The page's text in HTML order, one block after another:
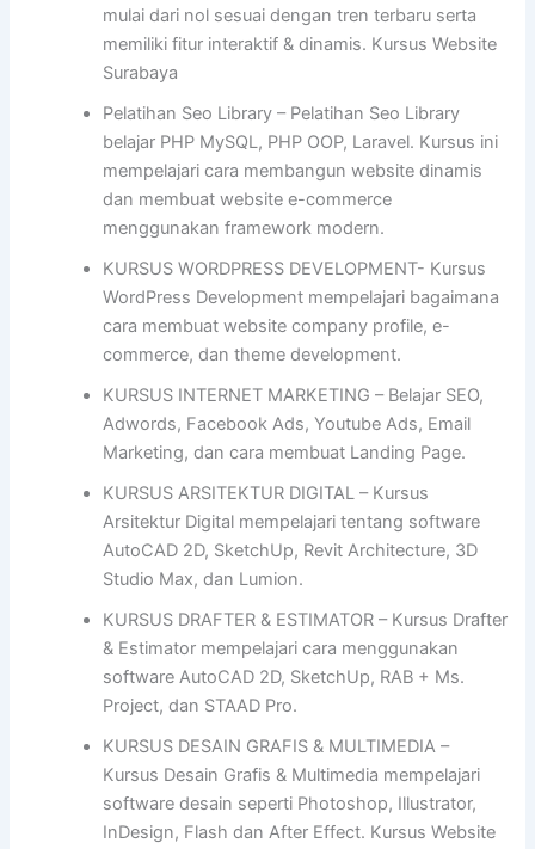
mulai dari nol sesuai dengan tren terbaru serta
memiliki fitur interaktif & dinamis. Kursus Website
Surabaya
Pelatihan Seo Library – Pelatihan Seo Library
belajar PHP MySQL, PHP OOP, Laravel. Kursus ini
mempelajari cara membangun website dinamis
dan membuat website e-commerce
menggunakan framework modern.
KURSUS WORDPRESS DEVELOPMENT- Kursus
WordPress Development mempelajari bagaimana
cara membuat website company profile, e-
commerce, dan theme development.
KURSUS INTERNET MARKETING – Belajar SEO,
Adwords, Facebook Ads, Youtube Ads, Email
Marketing, dan cara membuat Landing Page.
KURSUS ARSITEKTUR DIGITAL – Kursus
Arsitektur Digital mempelajari tentang software
AutoCAD 2D, SketchUp, Revit Architecture, 3D
Studio Max, dan Lumion.
KURSUS DRAFTER & ESTIMATOR – Kursus Drafter
& Estimator mempelajari cara menggunakan
software AutoCAD 2D, SketchUp, RAB + Ms.
Project, dan STAAD Pro.
KURSUS DESAIN GRAFIS & MULTIMEDIA –
Kursus Desain Grafis & Multimedia mempelajari
software desain seperti Photoshop, Illustrator,
InDesign, Flash dan After Effect. Kursus Website